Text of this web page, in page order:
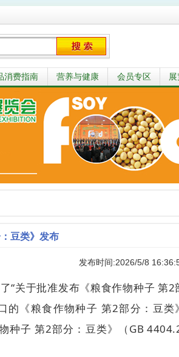
消费指南 营养与健康 会员专区
豆类》发布
发布时间:2026/5/8
“关于批准发布《粮食作物种子 第2
《粮食作物种子 第2部分：豆类》
种子 第2部分：豆类》（GB